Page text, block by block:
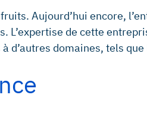
Aujourd’hui encore,
de cette
d’autres domaines, tels